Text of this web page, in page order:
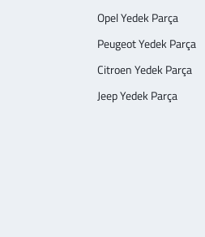
Opel Yedek Parça
Peugeot Yedek Parça
Citroen Yedek Parça
Jeep Yedek Parça